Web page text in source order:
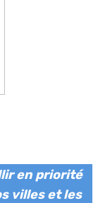
en priorité
villes et les